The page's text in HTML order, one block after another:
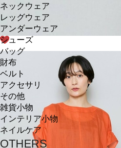
ネックウェア
レッグウェア
アンダーウェア
シューズ
バッグ
財布
ベルト
アクセサリ
その他
雑貨小物
インテリア小物
ネイルケア
OTHERS